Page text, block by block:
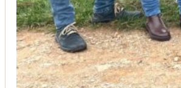
Sehr freundlich! Hat alles super
Simon Bilek